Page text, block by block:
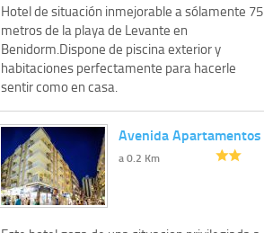
Hotel de situación inmejorable a sólamente 75
metros de la playa de Levante en
Benidorm.Dispone de piscina exterior y
habitaciones perfectamente para hacerle
sentir como en casa.
Avenida Apartamentos
a 0.2 Km